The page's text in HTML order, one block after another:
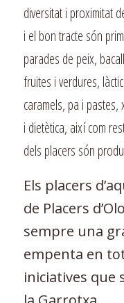
diversitat i proximitat
i el bon tracte són
parades de peix,
fruites i verdures,
caramels, pa i
i dietètica, així com
dels placers són
Els placers
de Placers
sempre una
empenta en
iniciatives que